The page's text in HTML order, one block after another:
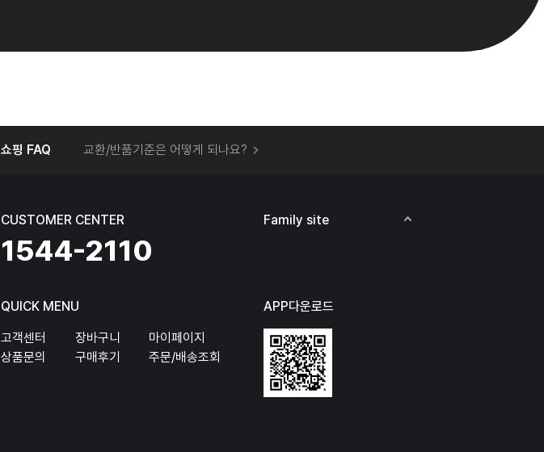
쇼핑 FAQ
온라인에서 주문 후 오프라인 매장에서 상품을 수령할 수 있나요?
교환/반품기준은 어떻게 되나요?
온라인에서 구매한 상품 오프라인에서 반품이 가능한가요?
CUSTOMER CENTER
1544-2110
Family site
QUICK MENU
고객센터 장바구니
마이페이지
상품문의
구매후기 주문/배송조회
APP다운로드